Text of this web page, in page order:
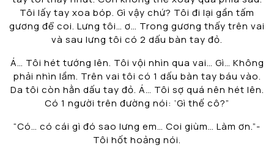
Tôi lấy tay xoa bóp. Gì vậy chứ? Tôi đi lại gần tấm
gương để coi. Lưng tôi… ơ… Trong gương thấy trên vai
và sau lưng tôi có 2 dấu bàn tay đỏ.
Á… Tôi hét tướng lên. Tôi vội nhìn qua vai… Gì… Không
phải nhìn lầm. Trên vai tôi có 1 dấu bàn tay báu vào.
Da tôi còn hằn dấu tay đỏ. Á… Tôi sợ quá nên hét lên.
Có 1 người trên đường nói: ‘Gì thế cô?”
“Có… có cái gì đó sao lưng em… Coi giùm… Làm ơn.”-
Tôi hốt hoảng nói.